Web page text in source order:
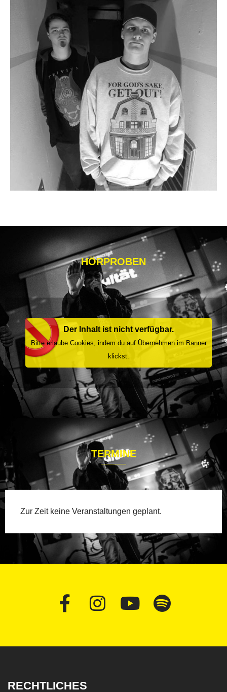
HÖRPROBEN
Der Inhalt ist nicht verfügbar.
Bitte erlaube Cookies, indem du auf Übernehmen im Banner
klickst.
TERMINE
Zur Zeit keine Veranstaltungen geplant.
RECHTLICHES